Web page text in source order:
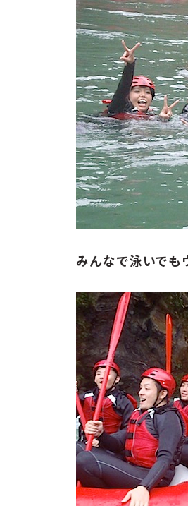
みんなで泳いでも